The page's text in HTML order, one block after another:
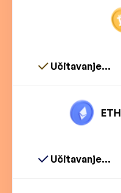
Učitavanje...
ETH
Učitavanje...